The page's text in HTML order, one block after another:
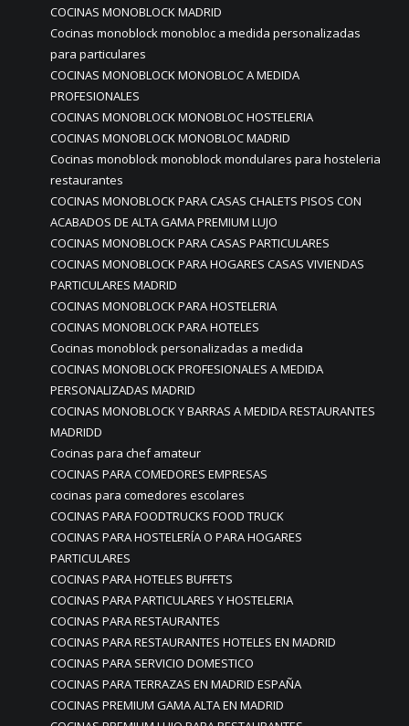
COCINAS MONOBLOCK MADRID
Cocinas monoblock monobloc a medida personalizadas
para particulares
COCINAS MONOBLOCK MONOBLOC A MEDIDA
PROFESIONALES
COCINAS MONOBLOCK MONOBLOC HOSTELERIA
COCINAS MONOBLOCK MONOBLOC MADRID
Cocinas monoblock monoblock mondulares para hosteleria
restaurantes
COCINAS MONOBLOCK PARA CASAS CHALETS PISOS CON
ACABADOS DE ALTA GAMA PREMIUM LUJO
COCINAS MONOBLOCK PARA CASAS PARTICULARES
COCINAS MONOBLOCK PARA HOGARES CASAS VIVIENDAS
PARTICULARES MADRID
COCINAS MONOBLOCK PARA HOSTELERIA
COCINAS MONOBLOCK PARA HOTELES
Cocinas monoblock personalizadas a medida
COCINAS MONOBLOCK PROFESIONALES A MEDIDA
PERSONALIZADAS MADRID
COCINAS MONOBLOCK Y BARRAS A MEDIDA RESTAURANTES
MADRIDD
Cocinas para chef amateur
COCINAS PARA COMEDORES EMPRESAS
cocinas para comedores escolares
COCINAS PARA FOODTRUCKS FOOD TRUCK
COCINAS PARA HOSTELERÍA O PARA HOGARES
PARTICULARES
COCINAS PARA HOTELES BUFFETS
COCINAS PARA PARTICULARES Y HOSTELERIA
COCINAS PARA RESTAURANTES
COCINAS PARA RESTAURANTES HOTELES EN MADRID
COCINAS PARA SERVICIO DOMESTICO
COCINAS PARA TERRAZAS EN MADRID ESPAÑA
COCINAS PREMIUM GAMA ALTA EN MADRID